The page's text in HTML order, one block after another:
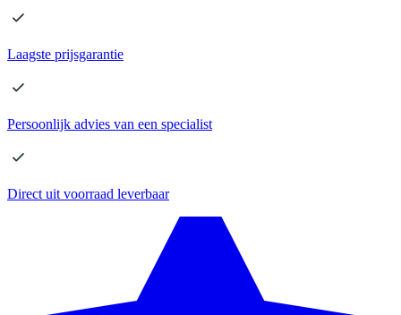
Laagste prijsgarantie
Persoonlijk advies van een specialist
Direct uit voorraad leverbaar